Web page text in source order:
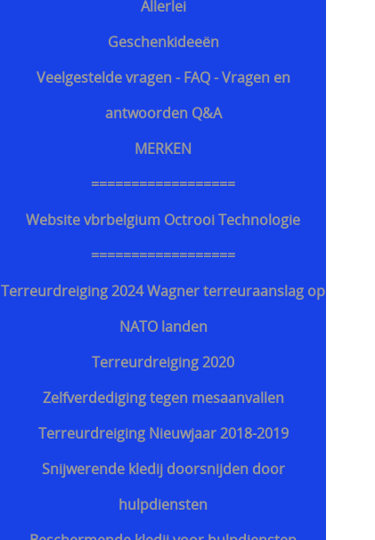
Allerlei
Geschenkideeën
Veelgestelde vragen - FAQ - Vragen en
antwoorden Q&A
MERKEN
==================
Website vbrbelgium Octrooi Technologie
==================
Terreurdreiging 2024 Wagner terreuraanslag op
NATO landen
Terreurdreiging 2020
Zelfverdediging tegen mesaanvallen
Terreurdreiging Nieuwjaar 2018-2019
Snijwerende kledij doorsnijden door
hulpdiensten